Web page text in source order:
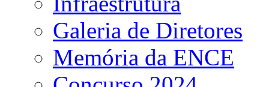
Galeria de Diretores
Memória da ENCE